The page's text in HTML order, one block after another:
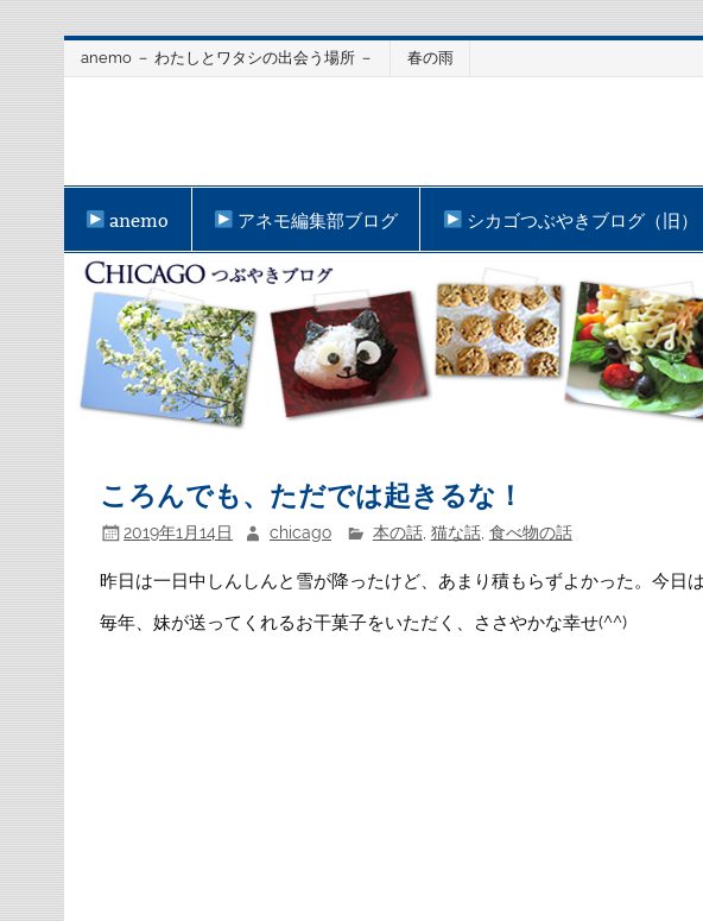
anemo － わたしとワタシの出会う場所 － 春の雨
anemo アネモ編集部ブログ シカゴつぶやきブログ（旧）
ころんでも、ただでは起きるな！
2019年1月14日 chicago 本の話, 猫な話, 食べ物の話
昨日は一日中しんしんと雪が降ったけど、あまり積もらずよかった。今日
毎年、妹が送ってくれるお干菓子をいただく、ささやかな幸せ(^^)